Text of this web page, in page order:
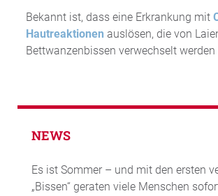
Bekannt ist, dass eine Erkrankung mit
Hautreaktionen auslösen, die von
Bettwanzenbissen verwechselt
NEWS
Es ist Sommer – und mit den ersten
„Bissen“ geraten viele Menschen